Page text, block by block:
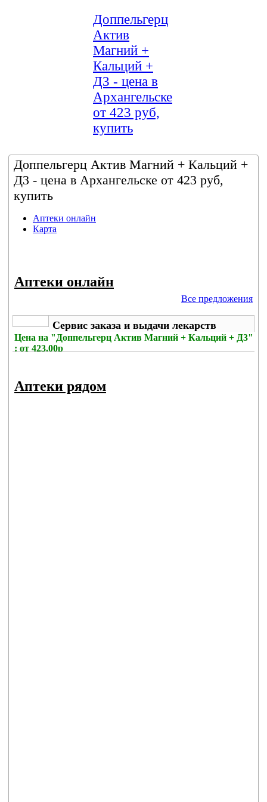
Доппельгерц
Актив
Магний +
Кальций +
Д3 - цена в
Архангельске
от 423 руб,
купить
Доппельгерц Актив Магний + Кальций +
Д3 - цена в Архангельске от 423 руб,
купить
Аптеки онлайн
Карта
Аптеки онлайн
Все предложения
Сервис заказа и выдачи лекарств
Цена на "Доппельгерц Актив Магний + Кальций + Д3"
: от 423.00р
Аптеки рядом